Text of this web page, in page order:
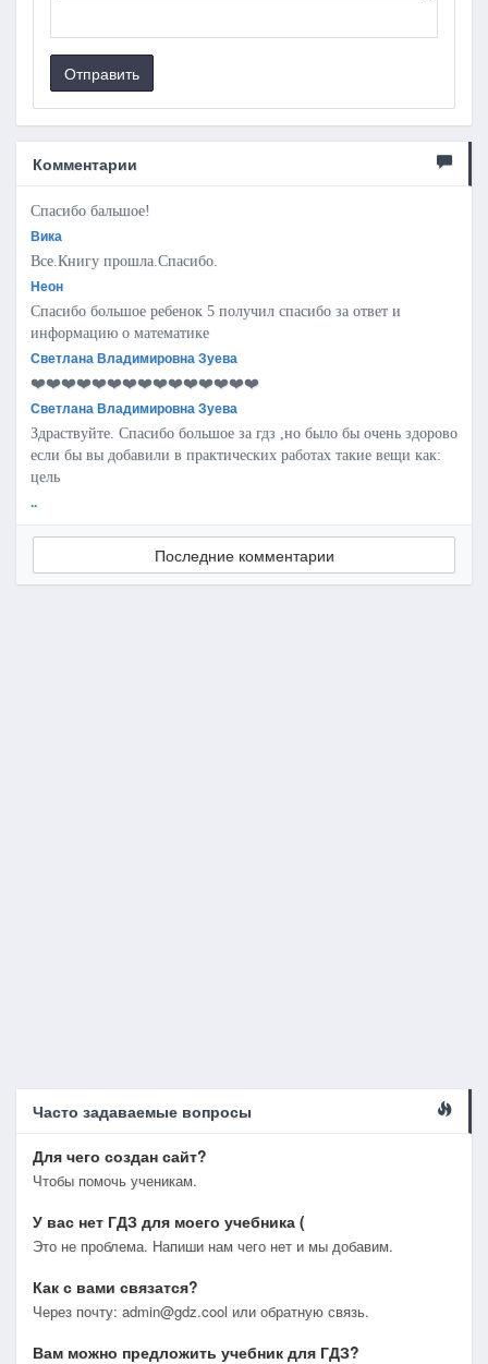
Отправить
Комментарии
Спасибо бальшое!
Вика
Все.Книгу прошла.Спасибо.
Неон
Спасибо большое ребенок 5 получил спасибо за ответ и
информацию о математике
Светлана Владимировна Зуева
❤️❤️❤️❤️❤️❤️❤️❤️❤️❤️❤️❤️❤️❤️❤️
Светлана Владимировна Зуева
Здраствуйте. Спасибо большое за гдз ,но было бы очень здорово
если бы вы добавили в практических работах такие вещи как:
цель
..
Последние комментарии
Часто задаваемые вопросы
Для чего создан сайт?
Чтобы помочь ученикам.
У вас нет ГДЗ для моего учебника (
Это не проблема. Напиши нам чего нет и мы добавим.
Как с вами связатся?
Через почту: admin@gdz.cool или обратную связь.
Вам можно предложить учебник для ГДЗ?